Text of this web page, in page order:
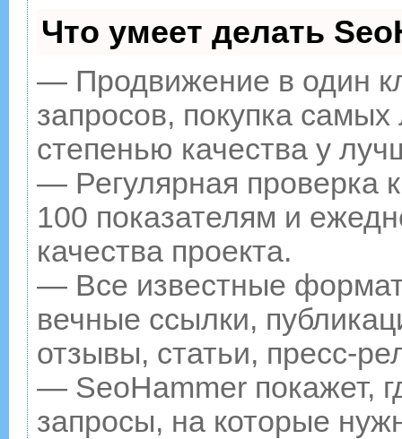
Что умеет делать
— Продвижение в один
запросов, покупка
степенью качества у
— Регулярная проверка
100 показателям и
качества проекта.
— Все известные
вечные ссылки,
отзывы, статьи, пресс-
— SeoHammer покажет,
запросы, на которые